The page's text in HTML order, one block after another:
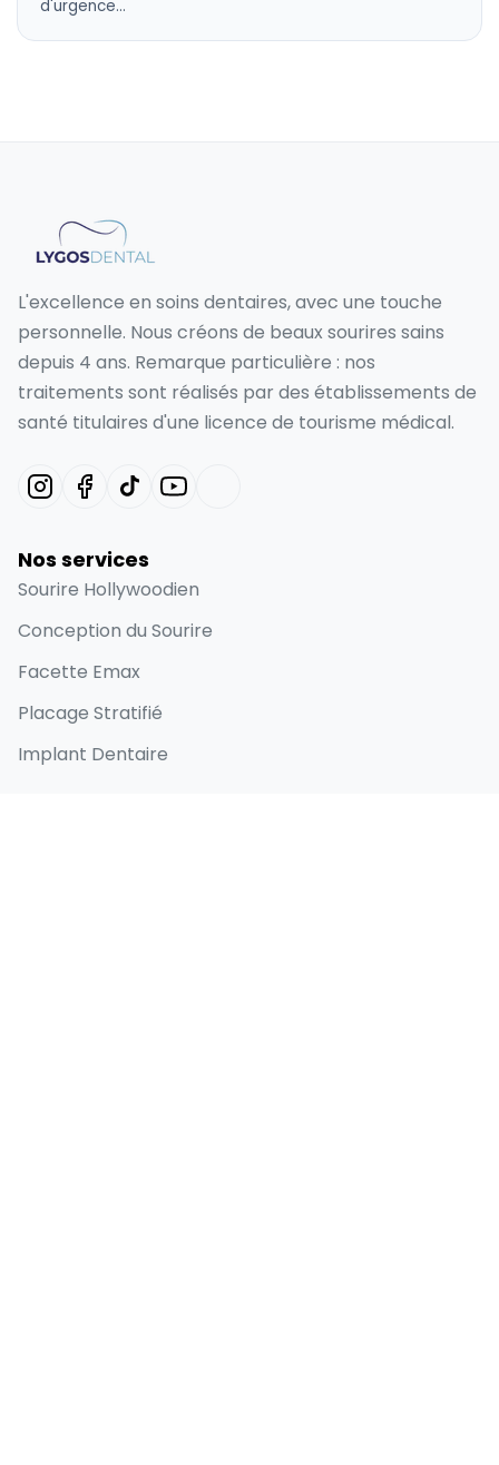
d'urgence…
L'excellence en soins dentaires, avec une touche
personnelle. Nous créons de beaux sourires sains
depuis 4 ans. Remarque particulière : nos
traitements sont réalisés par des établissements de
santé titulaires d'une licence de tourisme médical.
Nos services
Sourire Hollywoodien
Conception du Sourire
Facette Emax
Placage Stratifié
Implant Dentaire